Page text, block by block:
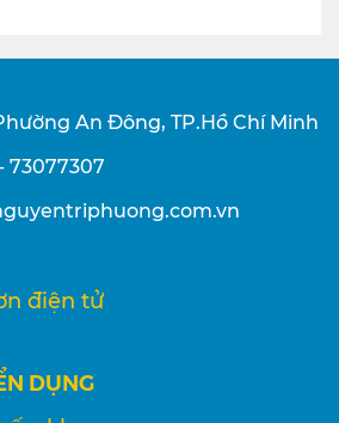
An Đông, TP.Hồ Chí Minh
73077307
điện tử
DỤNG